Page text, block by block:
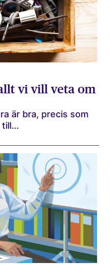
vi vill veta om
är bra, precis som